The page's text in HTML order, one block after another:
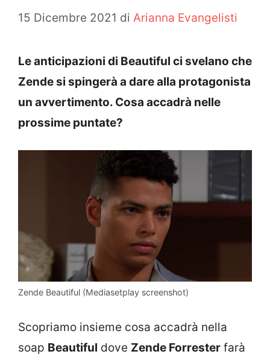
15 Dicembre 2021 di Arianna Evangelisti
Le anticipazioni di Beautiful ci svelano che
Zende si spingerà a dare alla protagonista
un avvertimento. Cosa accadrà nelle
prossime puntate?
Zende Beautiful (Mediasetplay screenshot)
Scopriamo insieme cosa accadrà nella
soap Beautiful dove Zende Forrester farà